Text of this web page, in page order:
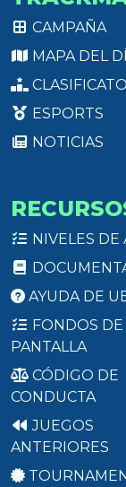
CAMPAÑA
MAPA DEL
ESPORTS
NOTICIAS
NIVELES DE
AYUDA DE
FONDOS DE
PANTALLA
CÓDIGO DE
CONDUCTA
JUEGOS
ANTERIORES